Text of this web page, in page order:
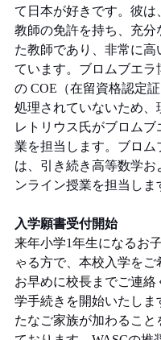
て日本が好きです。彼は
教師の免許を持ち、充分
た教師であり、非常に高
ています。ブロムブエラ
の COE（在留資格認定
処理されていないため、
レトリウス氏がブロムブ
業を担当します。ブロム
は、引き続き高等数学お
ンライン授業を担当しま
入学願書受付開始
来年小学1年生になるお
ゃる方で、本校入学をご
お早めに校長までご連絡
学手続きを開始いたしま
たなご家族が加わること